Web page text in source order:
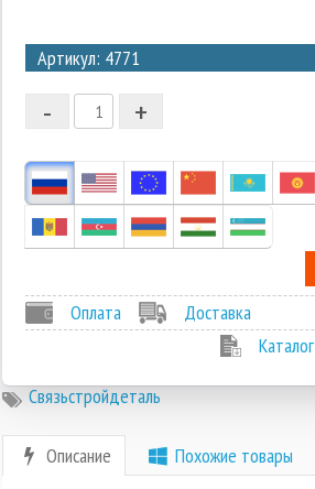
Артикул: 4771
2
1
-1
+
-
Оплата
Доставка
Каталог
Связьстройдеталь
Описание
Похожие товары